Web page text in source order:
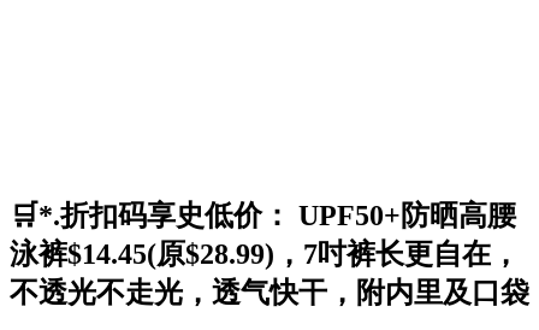
🛒*.折扣码享史低价： UPF50+防晒高腰
泳裤$14.45(原$28.99)，7吋裤长更自在，
不透光不走光，透气快干，附内里及口袋